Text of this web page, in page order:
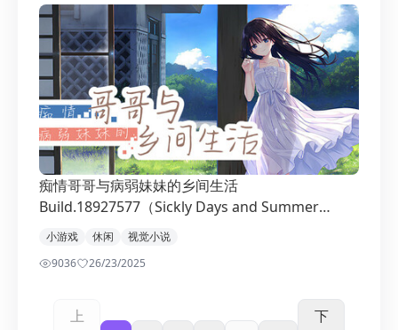
痴情哥哥与病弱妹妹的乡间生活
Build.18927577（Sickly Days and Summer
Traces）免安装中文版
小游戏 休闲
视觉小说
9036
26/23/2025
上
下